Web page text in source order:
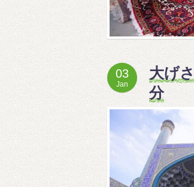
03
Jan
大げ
分